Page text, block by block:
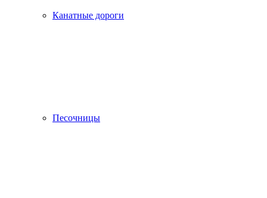
Канатные дороги
Песочницы